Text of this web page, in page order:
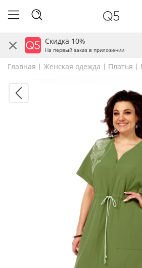
Скидка 10%
На первый заказ в приложении
Главная Женская одежда Платья